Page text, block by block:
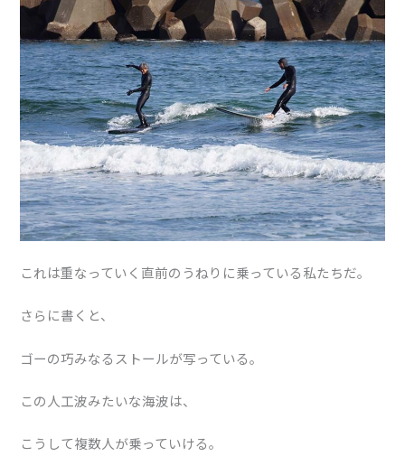
これは重なっていく直前のうねりに乗っている私たちだ。
さらに書くと、
ゴーの巧みなるストールが写っている。
この人工波みたいな海波は、
こうして複数人が乗っていける。